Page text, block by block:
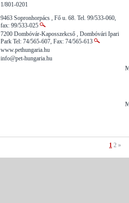
1/801-0201
9463 Sopronhorpács , Fő u. 68. Tel. 99/533-060,
fax: 99/533-025
7200 Dombóvár-Kaposszekcső , Dombóvári Ipari
Park Tel: 74/565-607, Fax: 74/565-613
www.pethungaria.hu
info@pet-hungaria.hu
1 2 »